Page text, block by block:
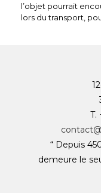
l’objet pourrait
lors du transport,
T.
“ Depuis
demeure le